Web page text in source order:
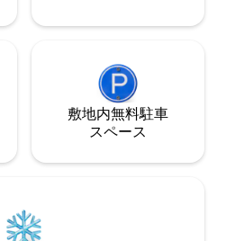
敷地内無料駐⁠車
ス⁠ペ⁠ー⁠ス